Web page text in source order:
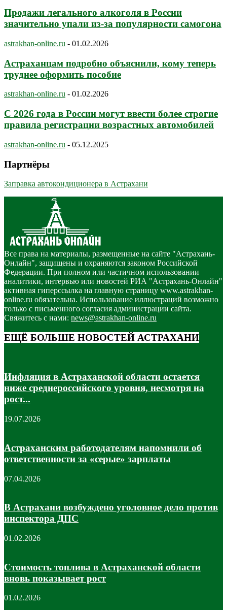
Продажи легального алкоголя в России
значительно упали из-за популярности самогона
astrakhan-online.ru - 01.02.2026
Астраханцам подробно объяснили, кому теперь
труднее оформить пособие
astrakhan-online.ru - 01.02.2026
С 2026 года в России могут ввести более строгие
правила регистрации возрастных автомобилей
astrakhan-online.ru - 05.12.2025
Партнёры
Заправка автокондиционера в Астрахани
Все права на материалы, размещенные на сайте "Астрахань-
Онлайн", защищены и охраняются законом Российской
Федерации. При полном или частичном использовании
аналитики, интервью или новостей РИА "Астрахань-Онлайн"
активная гиперссылка на главную страницу www.astrakhan-
online.ru обязательна. Использование иллюстраций возможно
только с письменного согласия администрации сайта.
Свяжитесь с нами: news@astrakhan-online.ru
ЕЩЁ БОЛЬШЕ НОВОСТЕЙ АСТРАХАНИ
Инфляция в Астраханской области остается
ниже среднероссийского уровня, несмотря на
рост...
19.07.2026
Астраханским работодателям напомнили об
ответственности за «серые» зарплаты
07.04.2026
В Астрахани возбуждено уголовное дело против
инспектора ДПС
01.02.2026
Стоимость топлива в Астраханской области
вновь показывает рост
01.02.2026